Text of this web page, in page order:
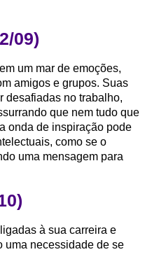
09)
um mar de emoções,
amigos e grupos. Suas
desafiadas no trabalho,
que nem tudo que
onda de inspiração pode
como se o
uma mensagem para
à sua carreira e
uma necessidade de se